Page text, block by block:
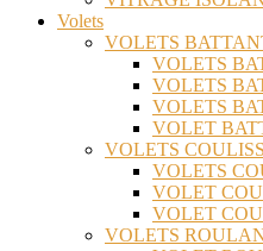
Volets
VOLETS
VOLETS
VOLETS
VOLETS
VOLET
VOLETS
VOLETS
VOLET
VOLET
VOLETS